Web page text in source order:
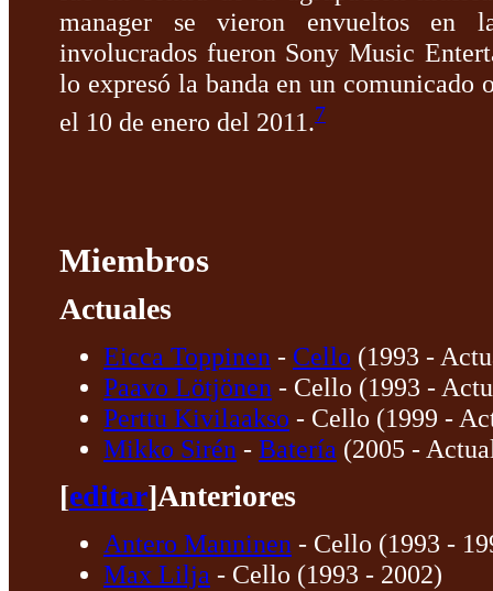
manager se vieron envueltos en
involucrados fueron Sony Music
lo expresó la banda en un
el 10 de enero del 2011.7
Miembros
Actuales
Eicca Toppinen - Cello (1993 -
Paavo Lötjönen - Cello (1993 -
Perttu Kivilaakso - Cello (1999 -
Mikko Sirén - Batería (2005 -
[editar]Anteriores
Antero Manninen - Cello (1993 -
Max Lilja - Cello (1993 - 2002)